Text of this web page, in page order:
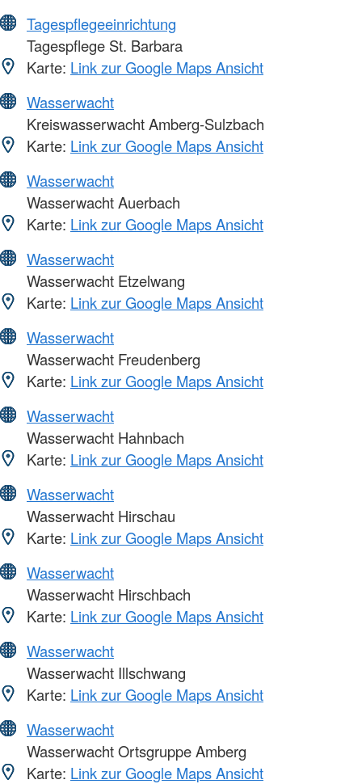
Tagespflegeeinrichtung
Tagespflege St. Barbara
Karte: Link zur Google Maps Ansicht
Wasserwacht
Kreiswasserwacht Amberg-Sulzbach
Karte: Link zur Google Maps Ansicht
Wasserwacht
Wasserwacht Auerbach
Karte: Link zur Google Maps Ansicht
Wasserwacht
Wasserwacht Etzelwang
Karte: Link zur Google Maps Ansicht
Wasserwacht
Wasserwacht Freudenberg
Karte: Link zur Google Maps Ansicht
Wasserwacht
Wasserwacht Hahnbach
Karte: Link zur Google Maps Ansicht
Wasserwacht
Wasserwacht Hirschau
Karte: Link zur Google Maps Ansicht
Wasserwacht
Wasserwacht Hirschbach
Karte: Link zur Google Maps Ansicht
Wasserwacht
Wasserwacht Illschwang
Karte: Link zur Google Maps Ansicht
Wasserwacht
Wasserwacht Ortsgruppe Amberg
Karte: Link zur Google Maps Ansicht